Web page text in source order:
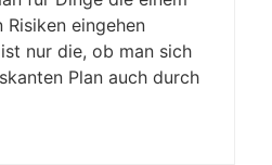
eingehen
nur die, ob man sich
Plan auch durch